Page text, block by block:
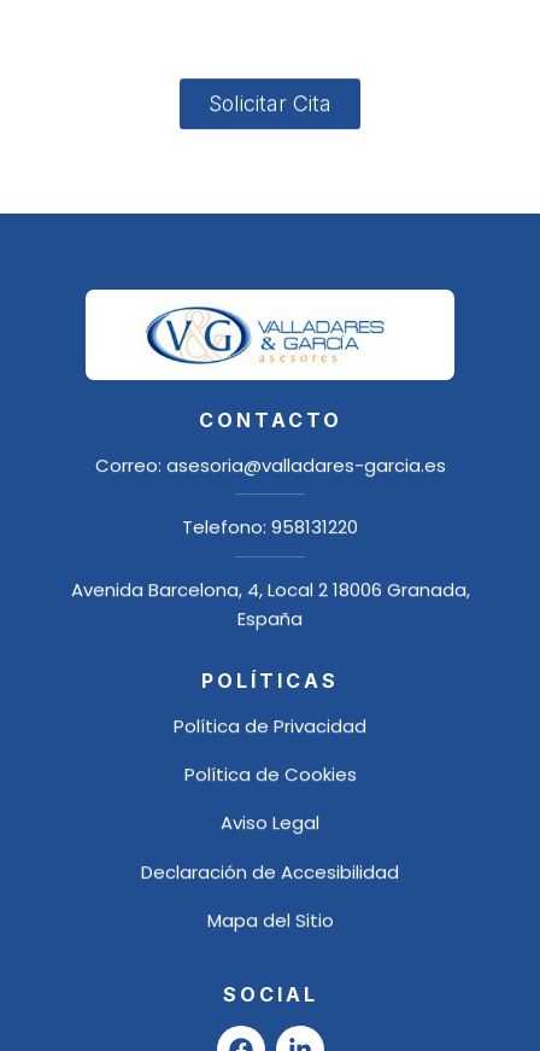
Solicitar Cita
CONTACTO
Correo: asesoria@valladares-garcia.es
Telefono: 958131220
Avenida Barcelona, 4, Local 2 18006 Granada,
España
POLÍTICAS
Política de Privacidad
Política de Cookies
Aviso Legal
Declaración de Accesibilidad
Mapa del Sitio
SOCIAL
F
L